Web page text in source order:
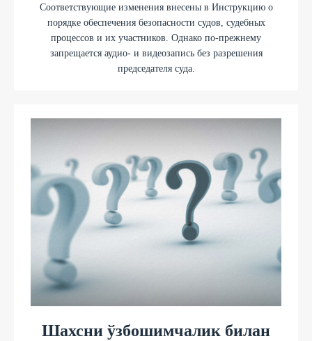
Соответствующие изменения внесены в Инструкцию о
порядке обеспечения безопасности судов, судебных
процессов и их участников. Однако по-прежнему
запрещается аудио- и видеозапись без разрешения
председателя суда.
Шахсни ўзбошимчалик билан